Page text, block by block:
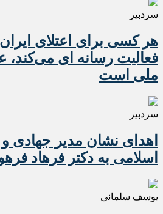
سردبیر
هر کسی برای اعتلای
فعالیت رسانه ای می‌کند،
ملی است
سردبیر
اهدای نشان مدیر جهادی و
اسلامی به دکتر فرهاد
یوسف سلمانی